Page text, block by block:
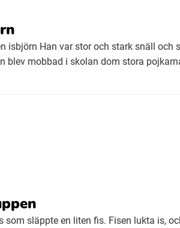
isbjörn Han var stor och stark snäll och
blev mobbad i skolan dom stora
som släppte en liten fis. Fisen lukta is,